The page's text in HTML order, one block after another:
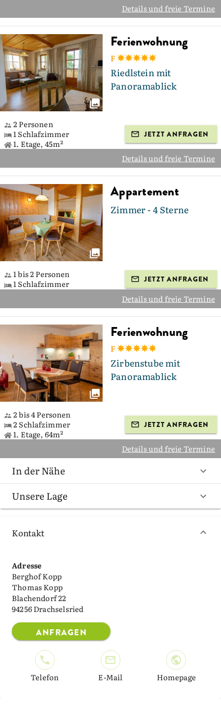
Details und freie Termine
Ferienwohnung
F
Riedlstein mit
Panoramablick
2 Personen
1 Schlafzimmer
1. Etage, 45m²
JETZT ANFRAGEN
Details und freie Termine
Appartement
Zimmer - 4 Sterne
1 bis 2 Personen
1 Schlafzimmer
JETZT ANFRAGEN
Details und freie Termine
Ferienwohnung
F
Zirbenstube mit
Panoramablick
2 bis 4 Personen
2 Schlafzimmer
1. Etage, 64m²
JETZT ANFRAGEN
Details und freie Termine
In der Nähe
Unsere Lage
Kontakt
Adresse
Berghof Kopp
Thomas Kopp
Blachendorf 22
94256 Drachselsried
ANFRAGEN
Telefon E-Mail Homepage